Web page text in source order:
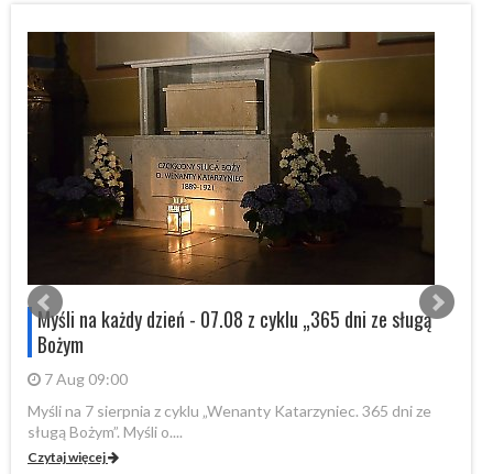
Myśli na każdy dzień - 07.08 z cyklu „365 dni ze sługą
Bożym
7 Aug 09:00
Myśli na 7 sierpnia z cyklu „Wenanty Katarzyniec. 365 dni ze
sługą Bożym”. Myśli o....
Czytaj więcej